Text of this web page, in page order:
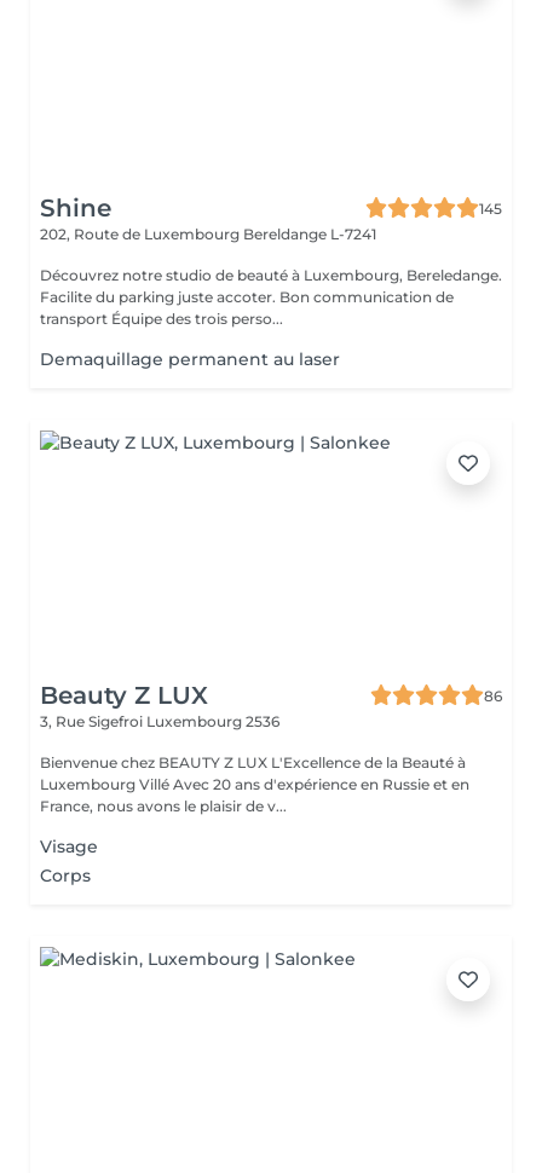
Shine
145
202, Route de Luxembourg Bereldange L-7241
Découvrez notre studio de beauté à Luxembourg, Bereledange.
Facilite du parking juste accoter. Bon communication de
transport Équipe des trois perso...
Demaquillage permanent au laser
Beauty Z LUX
86
3, Rue Sigefroi Luxembourg 2536
Bienvenue chez BEAUTY Z LUX L'Excellence de la Beauté à
Luxembourg Villé Avec 20 ans d'expérience en Russie et en
France, nous avons le plaisir de v...
Visage
Corps